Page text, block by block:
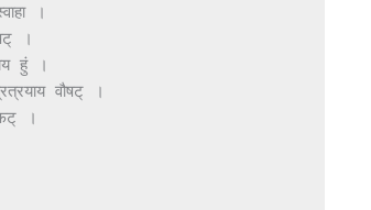
।
।
हुं ।
वौषट् ।
।